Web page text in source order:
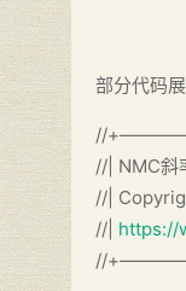
部分代码
//
//| NMC斜
//|
//| https://
//